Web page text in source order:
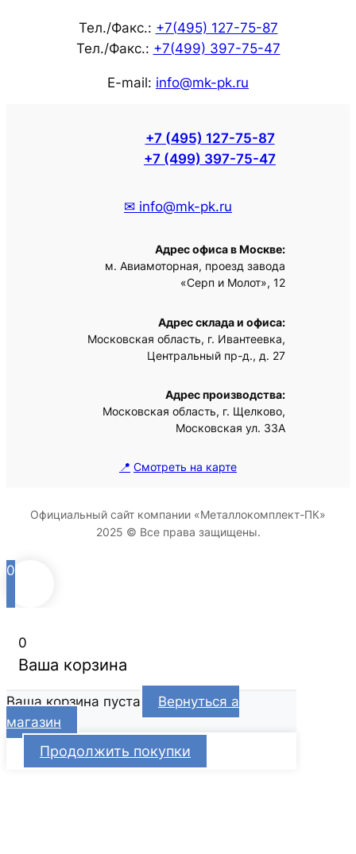
Тел./Факс.: +7(495) 127-75-87
Тел./Факс.: +7(499) 397-75-47
E-mail: info@mk-pk.ru
+7 (495) 127-75-87
+7 (499) 397-75-47
✉ info@mk-pk.ru
Адрес офиса в Москве:
м. Авиамоторная, проезд завода
«Серп и Молот», 12
Адрес склада и офиса:
Московская область, г. Ивантеевка,
Центральный пр-д., д. 27
Адрес производства:
Московская область, г. Щелково,
Московская ул. 33А
📍 Смотреть на карте
Официальный сайт компании «Металлокомплект-ПК»
2025 © Все права защищены.
0
0
Ваша корзина
Ваша корзина пуста
Вернуться а
магазин
Продолжить покупки